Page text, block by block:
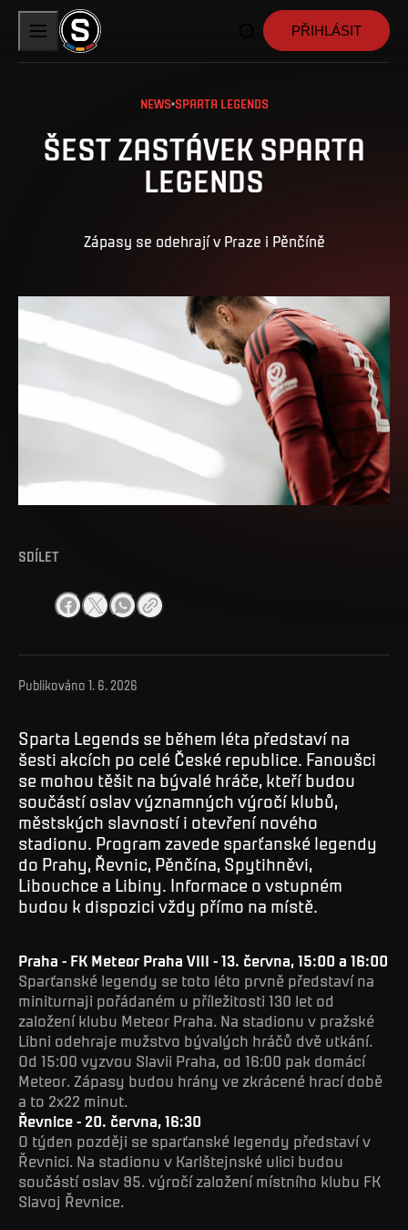
PŘIHLÁSIT
NEWS SPARTA LEGENDS
ŠEST ZASTÁVEK SPARTA
LEGENDS
Zápasy se odehrají v Praze i Pěnčíně
SDÍLET
Publikováno 1. 6. 2026
Sparta Legends se během léta představí na
šesti akcích po celé České republice. Fanoušci
se mohou těšit na bývalé hráče, kteří budou
součástí oslav významných výročí klubů,
městských slavností i otevření nového
stadionu. Program zavede sparťanské legendy
do Prahy, Řevnic, Pěnčína, Spytihněvi,
Libouchce a Libiny. Informace o vstupném
budou k dispozici vždy přímo na místě.
Praha - FK Meteor Praha VIII - 13. června, 15:00 a 16:00
Sparťanské legendy se toto léto prvně představí na
miniturnaji pořádaném u příležitosti 130 let od
založení klubu Meteor Praha. Na stadionu v pražské
Libni odehraje mužstvo bývalých hráčů dvě utkání.
Od 15:00 vyzvou Slavii Praha, od 16:00 pak domácí
Meteor. Zápasy budou hrány ve zkrácené hrací době
a to 2x22 minut.
Řevnice - 20. června, 16:30
O týden později se sparťanské legendy představí v
Řevnici. Na stadionu v Karlštejnské ulici budou
součástí oslav 95. výročí založení místního klubu FK
Slavoj Řevnice.